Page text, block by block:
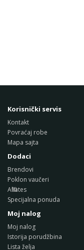
Korisnički servis
Kontakt
Povraćaj robe
Mapa sajta
Dodaci
Brendovi
Poklon vaučeri
Affiliates
Specijalna ponuda
Moj nalog
Moj nalog
Istorija porudžbina
Lista želja